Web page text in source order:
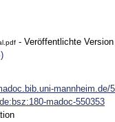
- Veröffentlichte Version
mannheim.de/
madoc-550353